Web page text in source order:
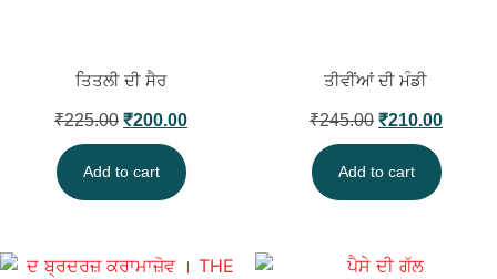
ਤਿਤਲੀ ਦੀ ਸੈਰ
₹225.00 ₹200.00
Add to cart
ਤੀਵੀਂਆਂ ਦੀ ਮੰਡੀ
₹245.00 ₹210.00
Add to cart